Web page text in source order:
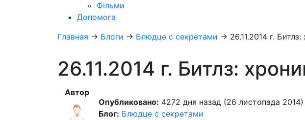
Фільми
Допомога
Главная → Блоги → Блюдце с секретами → 26.11.2014 г.
26.11.2014 г. Битлз:
Автор
Опубликовано: 4272 дня назад (26 листопада 2014)
Блог: Блюдце с секретами